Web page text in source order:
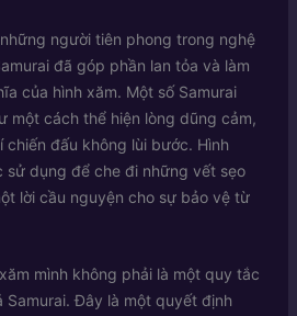
người tiên phong trong nghệ
đã góp phần lan tỏa và làm
của hình xăm. Một số Samurai
một cách thể hiện lòng dũng cảm,
đấu không lùi bước. Hình
sử dụng để che đi những vết sẹo
lời cầu nguyện cho sự bảo vệ từ
mình không phải là một quy tắc
Đây là một quyết định